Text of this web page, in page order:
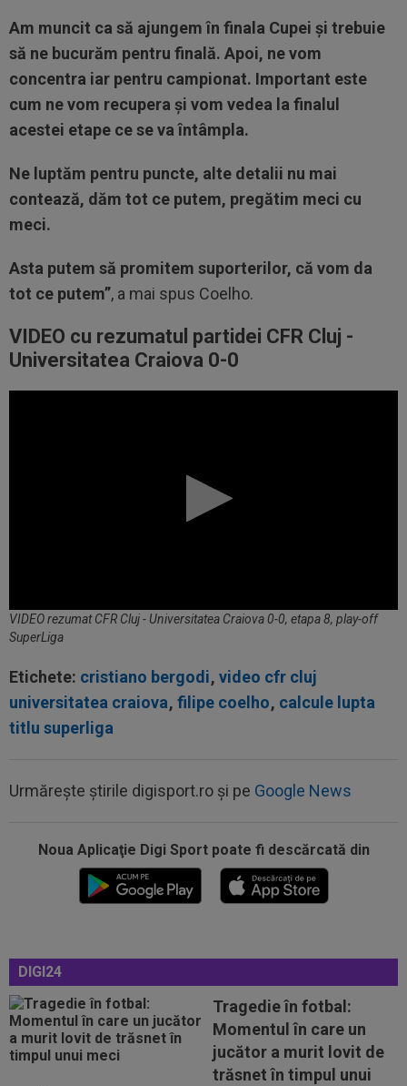
Am muncit ca să ajungem în finala Cupei și trebuie
să ne bucurăm pentru finală. Apoi, ne vom
concentra iar pentru campionat. Important este
cum ne vom recupera și vom vedea la finalul
acestei etape ce se va întâmpla.
Ne luptăm pentru puncte, alte detalii nu mai
contează, dăm tot ce putem, pregătim meci cu
meci.
Asta putem să promitem suporterilor, că vom da
tot ce putem”, a mai spus Coelho.
VIDEO cu rezumatul partidei CFR Cluj -
Universitatea Craiova 0-0
VIDEO rezumat CFR Cluj - Universitatea Craiova 0-0, etapa 8, play-off
SuperLiga
Etichete: cristiano bergodi, video cfr cluj
universitatea craiova, filipe coelho, calcule lupta
titlu superliga
Urmărește știrile digisport.ro și pe Google News
Noua Aplicaţie Digi Sport poate fi descărcată din
DIGI24
Tragedie în fotbal:
Momentul în care un
jucător a murit lovit de
trăsnet în timpul unui
00:17
Micael Leandro a murit, după ce a fost
00:04
Surpriza serii în Europa: rezultat ”strălucitor”
pentru oaspeți în turul trei...
FOTO
I-a lăsat ”mască”! Ce a făcut Vinicius
23:52 EXCLUSIV
Ilie Dumitrescu a numit cel mai
bun atacant din SuperLiga României
23:51
Surpriza din preliminariile Champions League
le-a rupt seria de victorii...
Dan Petrescu s-a decis